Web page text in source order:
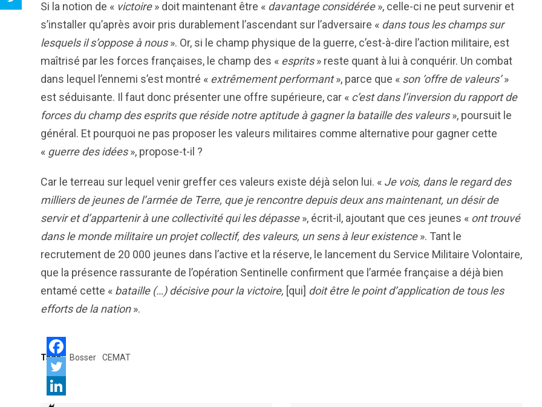
Si la notion de « victoire» doit maintenant être « davantage considérée», celle-ci ne peut survenir et
s’installer qu’après avoir pris durablement l’ascendant sur l’adversaire « dans tous les champs sur
lesquels il s’oppose à nous». Or, si le champ physique de la guerre, c’est-à-dire l’action militaire, est
maîtrisé par les forces françaises, le champ des « esprits» reste quant à lui à conquérir. Un combat
dans lequel l’ennemi s’est montré « extrêmement performant», parce que « son ‘offre de valeurs’»
est séduisante. Il faut donc présenter une offre supérieure, car « c’est dans l’inversion du rapport de
forces du champ des esprits que réside notre aptitude à gagner la bataille des valeurs», poursuit le
général. Et pourquoi ne pas proposer les valeurs militaires comme alternative pour gagner cette
« guerre des idées», propose-t-il ?
Car le terreau sur lequel venir greffer ces valeurs existe déjà selon lui. « Je vois, dans le regard des
milliers de jeunes de l’armée de Terre, que je rencontre depuis deux ans maintenant, un désir de
servir et d’appartenir à une collectivité qui les dépasse», écrit-il, ajoutant que ces jeunes « ont trouvé
dans le monde militaire un projet collectif, des valeurs, un sens à leur existence». Tant le
recrutement de 20 000 jeunes dans l’active et la réserve, le lancement du Service Militaire Volontaire,
que la présence rassurante de l’opération Sentinelle confirment que l’armée française a déjà bien
entamé cette « bataille (…) décisive pour la victoire, [qui] doit être le point d’application de tous les
efforts de la nation».
Tags: Bosser CEMAT